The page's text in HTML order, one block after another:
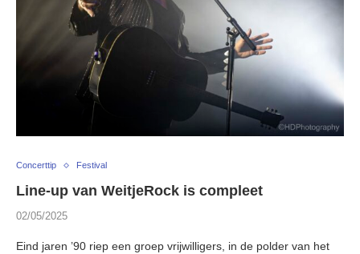
Concerttip Festival
Line-up van WeitjeRock is compleet
02/05/2025
Eind jaren ’90 riep een groep vrijwilligers, in de polder van het